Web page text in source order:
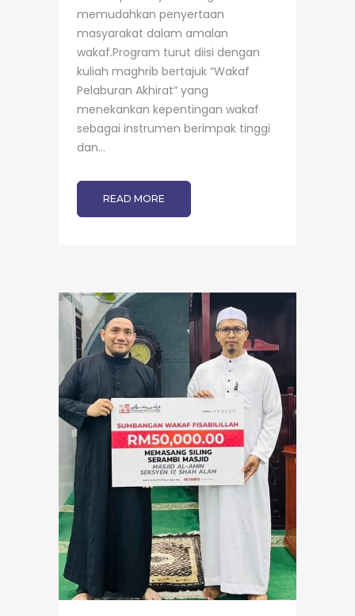
memudahkan penyertaan
masyarakat dalam amalan
wakaf.Program turut diisi dengan
kuliah maghrib bertajuk “Wakaf
Pelaburan Akhirat” yang
menekankan kepentingan wakaf
sebagai instrumen berimpak tinggi
dan...
READ MORE